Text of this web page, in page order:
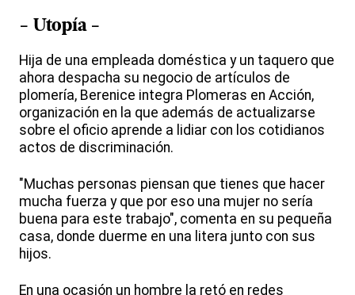
- Utopía -
Hija de una empleada doméstica y un taquero que
ahora despacha su negocio de artículos de
plomería, Berenice integra Plomeras en Acción,
organización en la que además de actualizarse
sobre el oficio aprende a lidiar con los cotidianos
actos de discriminación.
"Muchas personas piensan que tienes que hacer
mucha fuerza y que por eso una mujer no sería
buena para este trabajo", comenta en su pequeña
casa, donde duerme en una litera junto con sus
hijos.
En una ocasión un hombre la retó en redes